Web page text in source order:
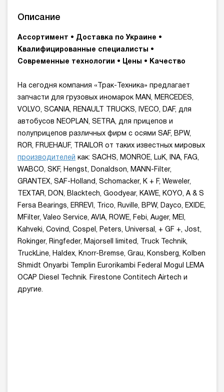
Описание
Ассортимент • Доставка по Украине •
Квалифицированные специалисты •
Современные технологии • Цены • Качество
На сегодня компания «Трак-Техника» предлагает
запчасти для грузовых иномарок MAN, MERCEDES,
VOLVO, SCANIA, RENAULT TRUCKS, IVECO, DAF, для
автобусов NEOPLAN, SETRA, для прицепов и
полуприцепов различных фирм с осями SAF, BPW,
ROR, FRUEHAUF, TRAILOR от таких известных мировых
производителей как: SACHS, MONROE, LuK, INA, FAG,
WABCO, SKF, Hengst, Donaldson, MANN-Filter,
GRANTEX, SAF-Holland, Schomacker, K + F, Weweler,
TEXTAR, DON, Blacktech, Goodyear, KAWE, KOYO, A & S
Fersa Bearings, ERREVI, Trico, Ruville, BPW, Dayco, EXIDE,
MFilter, Valeo Service, AVIA, ROWE, Febi, Auger, MEI,
Kahveki, Covind, Cospel, Peters, Universal, + GF +, Jost,
Rokinger, Ringfeder, Majorsell limited, Truck Technik,
TruckLine, Haldex, Knorr-Bremse, Grau, Konsberg, Kolben
Shmidt Onyarbi Templin Eurorikambi Federal Mogul LEMA
OCAP Diesel Technik. Firestone Contitech Airtech и
другие.